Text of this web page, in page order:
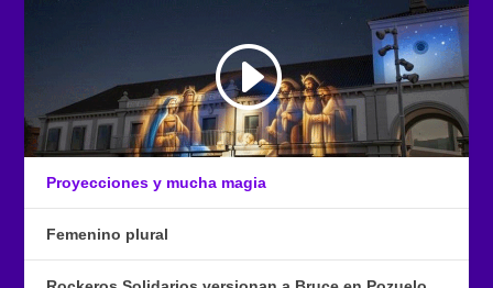
Proyecciones y mucha magia
Femenino plural